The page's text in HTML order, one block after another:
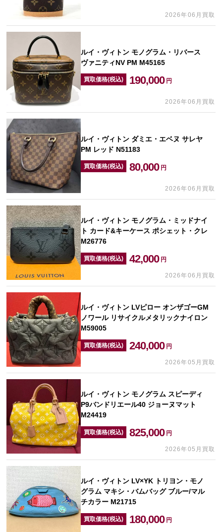
2026年06月買取
ルイ・ヴィトン モノグラム・リバース
ヴァニティNV PM M45165
買取価格(税込) 190,000 円
2026年06月買取
ルイ・ヴィトン ダミエ・エベヌ サレヤ
PM レッド N51183
買取価格(税込) 80,000 円
2026年06月買取
ルイ・ヴィトン モノグラム・ミッドナイ
ト カード&キーケース ポシェット・クレ
M26776
買取価格(税込) 42,000 円
2026年06月買取
ルイ・ヴィトン LVピロー オンザゴーGM
ノワール リサイクルメタリックナイロン
M59005
買取価格(税込) 240,000 円
2026年05月買取
ルイ・ヴィトン モノグラム スピーディ
P9バンドリエール40 ジョーヌマット
M24419
買取価格(税込) 825,000 円
2026年05月買取
ルイ・ヴィトン LV×YK トリヨン・モノ
グラム マキシ・バムバッグ ブルー/マル
チカラー M21715
買取価格(税込) 180,000 円